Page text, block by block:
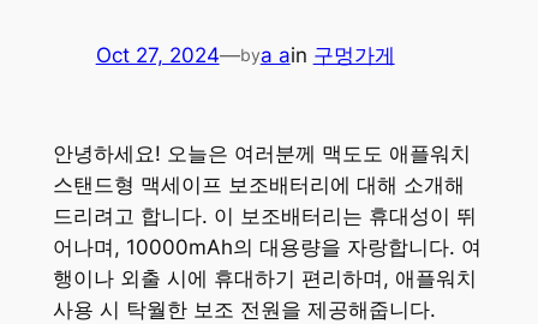
Oct 27, 2024—bya ain 구멍가게
안녕하세요! 오늘은 여러분께 맥도도 애플워치
스탠드형 맥세이프 보조배터리에 대해 소개해
드리려고 합니다. 이 보조배터리는 휴대성이 뛰
어나며, 10000mAh의 대용량을 자랑합니다. 여
행이나 외출 시에 휴대하기 편리하며, 애플워치
사용 시 탁월한 보조 전원을 제공해줍니다.